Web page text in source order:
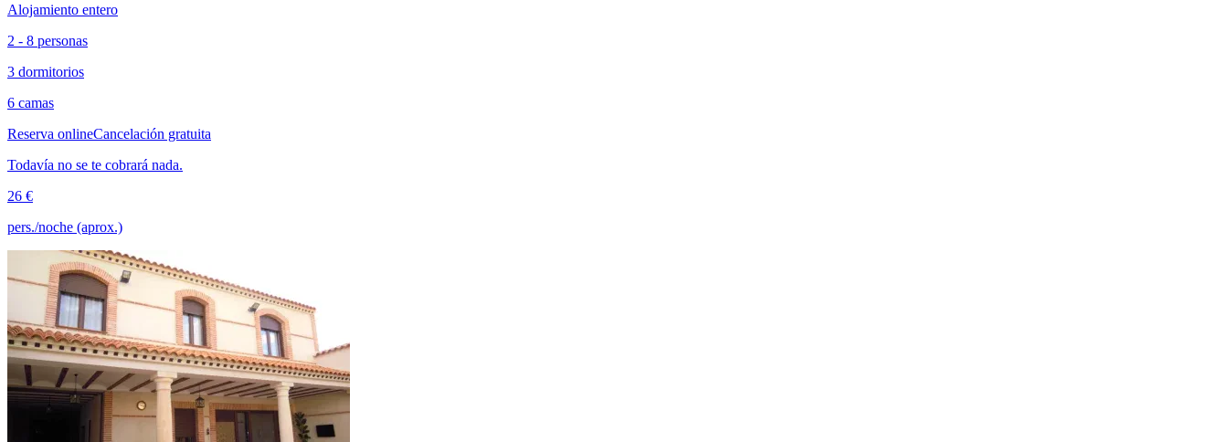
Alojamiento entero
2 - 8 personas
3 dormitorios
6 camas
Reserva onlineCancelación gratuita
Todavía no se te cobrará nada.
26 €
pers./noche (aprox.)